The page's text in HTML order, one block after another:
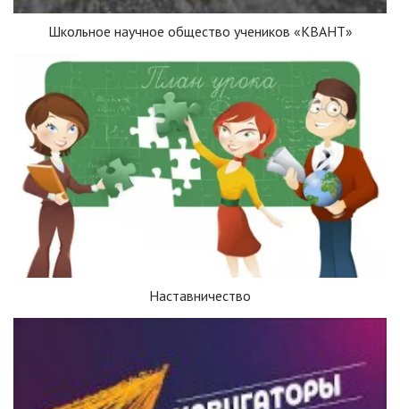
Школьное научное общество учеников «КВАНТ»
Наставничество